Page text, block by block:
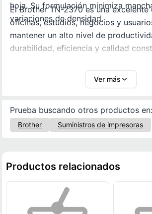
hoja. Su formulación minimiza
variaciones de densidad.
El Brother TN-2370 es una excelente
oficinas, estudios, negocios y
mantener un alto nivel de
durabilidad, eficiencia y calidad
entorno de impresión profesional.
Ver más
Prueba buscando otros productos en:
Brother Suministros de impresoras
Productos relacionados